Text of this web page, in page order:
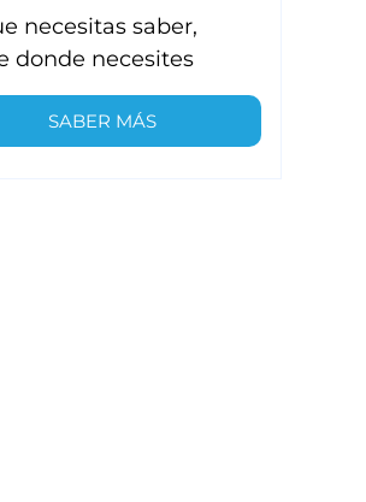
necesitas saber,
donde necesites
SABER MÁS